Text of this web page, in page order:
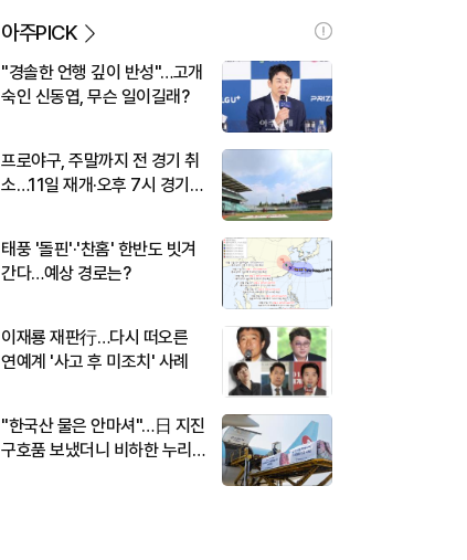
아주PICK
"경솔한 언행 깊이 반성"…고개
숙인 신동엽, 무슨 일이길래?
프로야구, 주말까지 전 경기 취
소…11일 재개·오후 7시 경기
태풍 '돌핀'·'찬홈' 한반도 빗겨
간다…예상 경로는?
이재룡 재판行…다시 떠오른
연예계 '사고 후 미조치' 사례
"한국산 물은 안마셔"…日 지진
구호품 보냈더니 비하한 누리